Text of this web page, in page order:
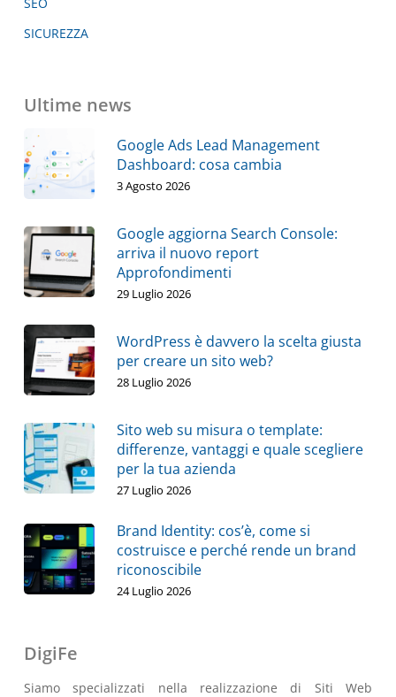
SICUREZZA
Ultime news
Google Ads Lead Management
Dashboard: cosa cambia
3 Agosto 2026
Google aggiorna Search Console:
arriva il nuovo report
Approfondimenti
29 Luglio 2026
WordPress è davvero la scelta giusta
per creare un sito web?
28 Luglio 2026
Sito web su misura o template:
differenze, vantaggi e quale scegliere
per la tua azienda
27 Luglio 2026
Brand Identity: cos’è, come si
costruisce e perché rende un brand
riconoscibile
24 Luglio 2026
DigiFe
Siamo specializzati nella realizzazione di Siti Web